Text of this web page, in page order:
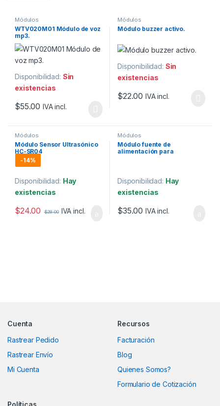
Módulos
WTV020M01 Módulo de voz
mp3.
Disponibilidad: Sin
existencias
$55.00 IVA incl.
Módulos
Módulo buzzer activo.
Disponibilidad: Sin
existencias
$22.00 IVA incl.
Módulos
Módulo Sensor Ultrasónico
HC-SR04
-14%
Disponibilidad: Hay
existencias
$24.00 $28.00 IVA incl.
Módulos
Módulo fuente de
alimentación para
Disponibilidad: Hay
existencias
$35.00 IVA incl.
Cuenta
Rastrear Pedido
Rastrear Envío
Mi Cuenta
Recursos
Facturación
Blog
Quienes Somos?
Formulario de Cotización